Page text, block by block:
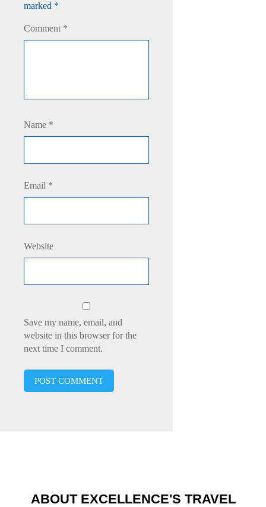
marked *
Comment *
Name *
Email *
Website
Save my name, email, and
website in this browser for the
next time I comment.
ABOUT EXCELLENCE'S TRAVEL